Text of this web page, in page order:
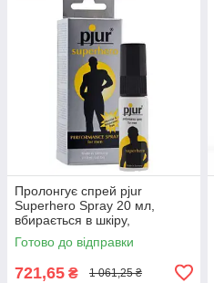
Пролонгує спрей pjur
Superhero Spray 20 мл,
вбирається в шкіру,
натуральні компоненти
777Store.com.ua
Готово до відправки
721,65 ₴ 1 061,25 ₴